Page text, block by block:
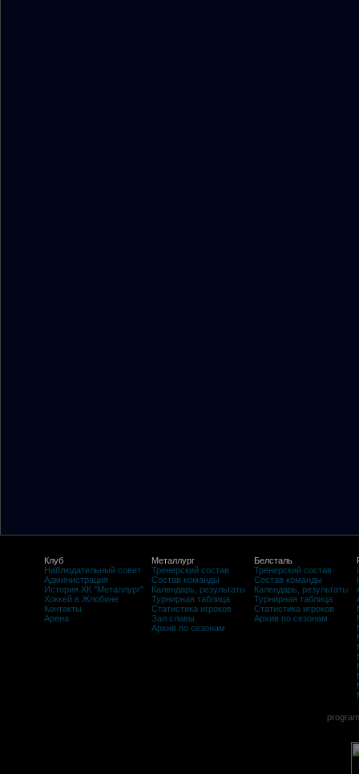
Клуб
Наблюдательный совет
Администрация
История ХК "Металлург"
Хоккей в Жлобине
Контакты
Арена
Металлург
Тренерский состав
Состав команды
Календарь, результаты
Турнирная таблица
Статистика игроков
Зал славы
Архив по сезонам
Белсталь
Тренерский состав
Состав команды
Календарь, результаты
Турнирная таблица
Статистика игроков
Архив по сезонам